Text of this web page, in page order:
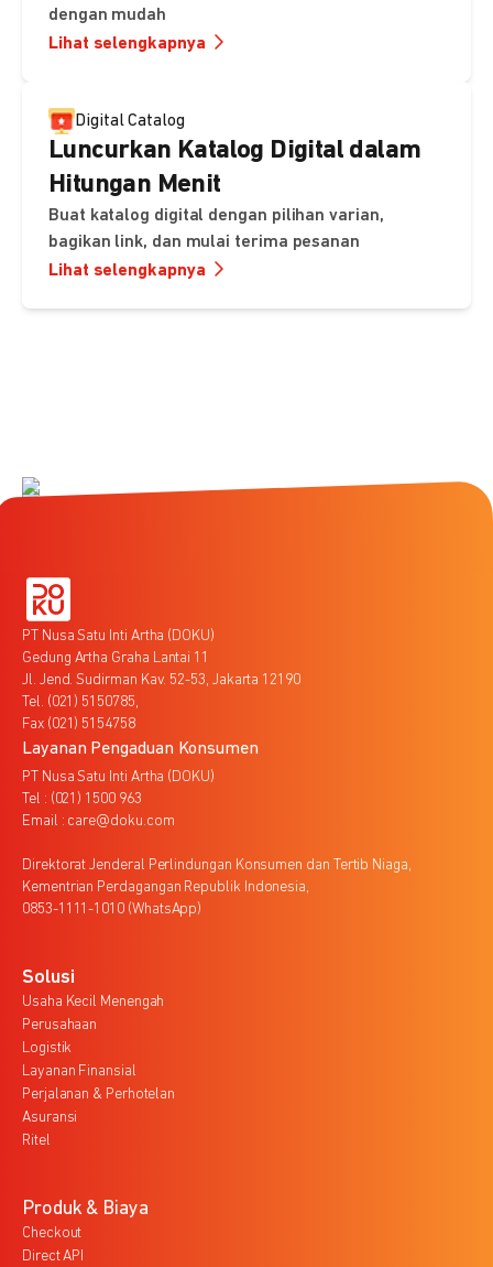
dengan mudah
Lihat selengkapnya
Digital Catalog
Luncurkan Katalog Digital dalam
Hitungan Menit
Buat katalog digital dengan pilihan varian,
bagikan link, dan mulai terima pesanan
Lihat selengkapnya
PT Nusa Satu Inti Artha (DOKU)
Gedung Artha Graha Lantai 11
Jl. Jend. Sudirman Kav. 52-53, Jakarta 12190
Tel. (021) 5150785,
Fax (021) 5154758
Layanan Pengaduan Konsumen
PT Nusa Satu Inti Artha (DOKU)
Tel : (021) 1500 963
Email : care@doku.com
Direktorat Jenderal Perlindungan Konsumen dan Tertib Niaga,
Kementrian Perdagangan Republik Indonesia,
0853-1111-1010 (WhatsApp)
Solusi
Usaha Kecil Menengah
Perusahaan
Logistik
Layanan Finansial
Perjalanan & Perhotelan
Asuransi
Ritel
Produk & Biaya
Checkout
Direct API